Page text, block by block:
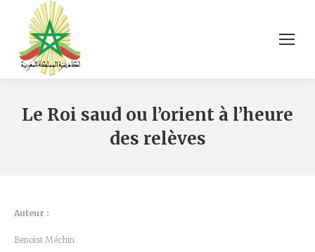
Le Roi saud ou l’orient à l’heure
des relèves
Auteur :
Benoist Méchin